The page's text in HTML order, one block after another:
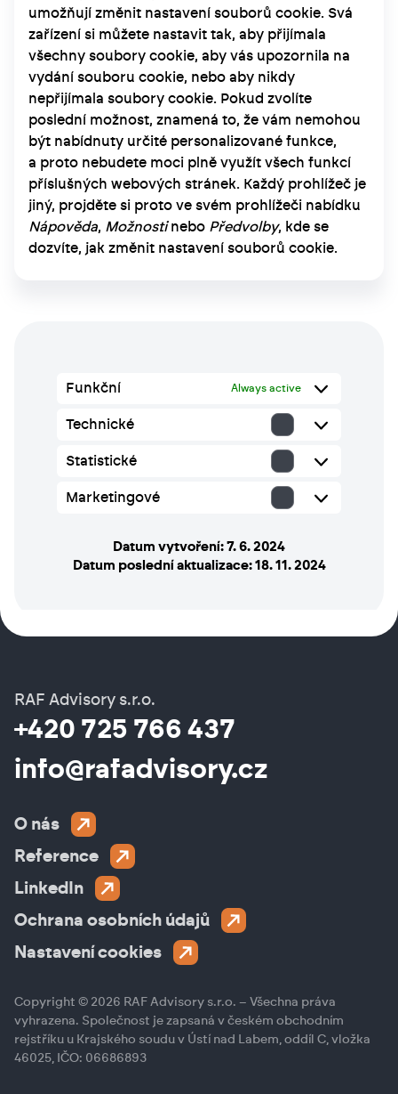
umožňují změnit nastavení souborů cookie. Svá
zařízení si můžete nastavit tak, aby přijímala
všechny soubory cookie, aby vás upozornila na
vydání souboru cookie, nebo aby nikdy
nepřijímala soubory cookie. Pokud zvolíte
poslední možnost, znamená to, že vám nemohou
být nabídnuty určité personalizované funkce,
a proto nebudete moci plně využít všech funkcí
příslušných webových stránek. Každý prohlížeč je
jiný, projděte si proto ve svém prohlížeči nabídku
Nápověda, Možnostinebo Předvolby, kde se
dozvíte, jak změnit nastavení souborů cookie.
Funkční Always active
Technické
Technické
Statistické
Statistické
Marketingové
Marketingové
Datum vytvoření: 7. 6. 2024
Datum poslední aktualizace: 18. 11. 2024
RAF Advisory s.r.o.
+420 725 766 437
info@rafadvisory.cz
O nás
Reference
LinkedIn
Ochrana osobních údajů
Nastavení cookies
Copyright © 2026 RAF Advisory s.r.o. – Všechna práva
vyhrazena. Společnost je zapsaná v českém obchodním
rejstříku u Krajského soudu v Ústí nad Labem, oddíl C, vložka
46025, IČO: 06686893